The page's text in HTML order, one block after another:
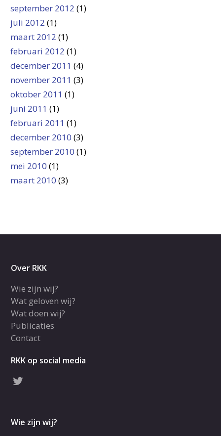
september 2012 (1)
juli 2012 (1)
maart 2012 (1)
februari 2012 (1)
december 2011 (4)
november 2011 (3)
oktober 2011 (1)
juni 2011 (1)
februari 2011 (1)
december 2010 (3)
september 2010 (1)
mei 2010 (1)
maart 2010 (3)
Over RKK
Wie zijn wij?
Wat geloven wij?
Wat doen wij?
Publicaties
Contact
RKK op social media
Wie zijn wij?